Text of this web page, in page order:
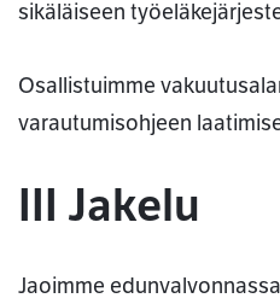
sikäläiseen
Osallistuimme
varautumisohjeen
III Jakelu
Jaoimme